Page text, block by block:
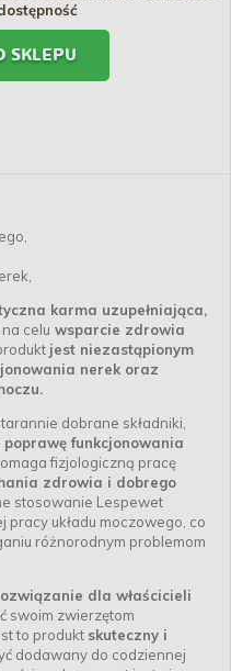
SKLEPU
karma uzupełniająca,
celu wsparcie zdrowia
jest niezastąpionym
nerek oraz
dobrane składniki,
funkcjonowania
fizjologiczną pracę
zdrowia i dobrego
stosowanie Lespewet
układu moczowego, co
różnorodnym problemom
dla właścicieli
swoim zwierzętom
to produkt skuteczny i
dodawany do codziennej